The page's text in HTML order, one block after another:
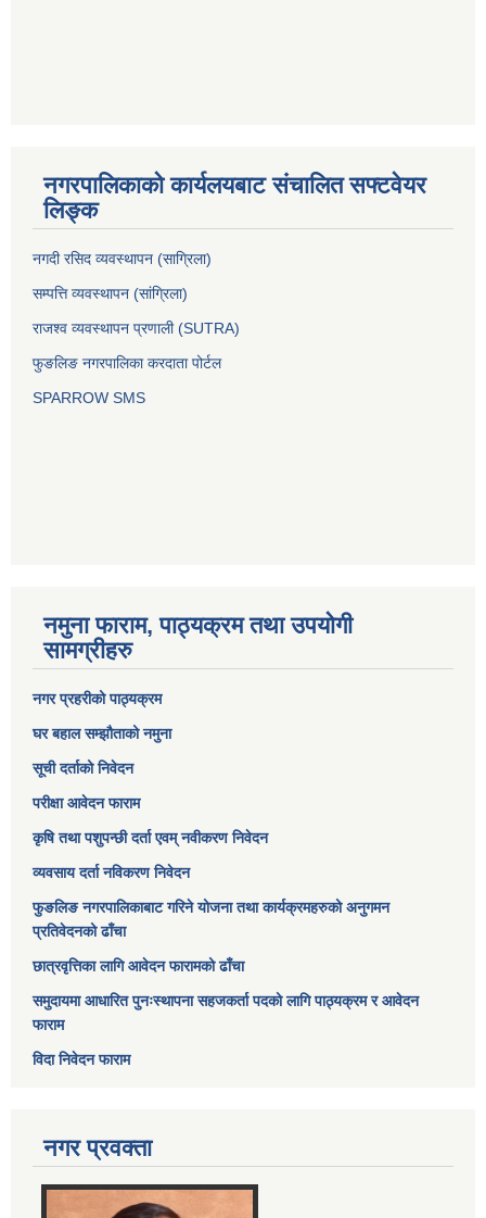
नगरपालिकाको कार्यलयबाट संचालित सफ्टवेयर
लिङ्क
नगदी रसिद व्यवस्थापन (साग्रिला)
सम्पत्ति व्यवस्थापन (सांग्रिला)
राजश्व व्यवस्थापन प्रणाली (SUTRA)
फुङलिङ नगरपालिका करदाता पोर्टल
SPARROW SMS
नमुना फाराम, पाठ्यक्रम तथा उपयोगी
सामग्रीहरु
नगर प्रहरीको पाठ्यक्रम
घर बहाल सम्झौताको नमुना
सूची दर्ताको निवेदन
परीक्षा आवेदन फाराम
कृषि तथा पशुपन्छी दर्ता एवम् नवीकरण निवेदन
व्यवसाय दर्ता नविकरण निवेदन
फुङलिङ नगरपालिकाबाट गरिने योजना तथा कार्यक्रमहरुको अनुगमन
प्रतिवेदनको ढाँचा
छात्रवृत्तिका लागि आवेदन फारामको ढाँचा
समुदायमा आधारित पुनःस्थापना सहजकर्ता पदको लागि पाठ्यक्रम र आवेदन
फाराम
विदा निवेदन फाराम
नगर प्रवक्ता